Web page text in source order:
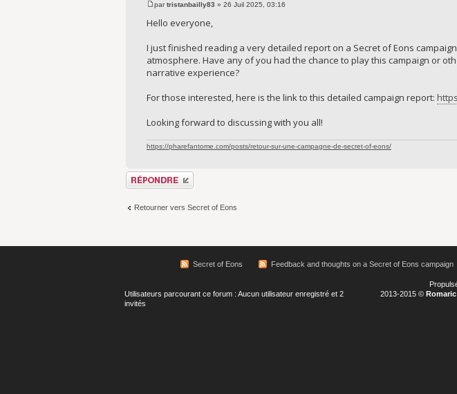
partristanbailly83 » 26 Juil 2025, 03:16
Hello everyone,
I just finished reading a very detailed report on a Secret of Eons
atmosphere. Have any of you had the chance to play this campaign or
narrative experience?
For those interested, here is the link to this detailed campaign report:
Looking forward to discussing with you all!
https://pharefantome.com/posts/retour-sur-une-campagne-de-secret-of-eons/
Répondre
Retourner vers Secret of Eons
Secret of Eons Feedback and thoughts on a Secret of Eons campaign
Utilisateurs parcourant ce forum : Aucun utilisateur enregistré et 2
invités
2013-2015 ©